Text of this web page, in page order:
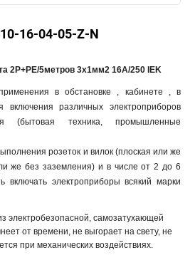
16-04-05-Z-N
2Р+PЕ/5метров 3х1мм2 16А/250 IEK
в обстановке , кабинете , в
различных электроприборов
(бытовая техника, промышленные
розеток и вилок (плоская или же
же без заземления) и в числе от 2 до 6
включать электроприборы всякий марки
электробезопасной, самозатухающей
от времени, не выгорает на свету, не
при механических воздействиях.